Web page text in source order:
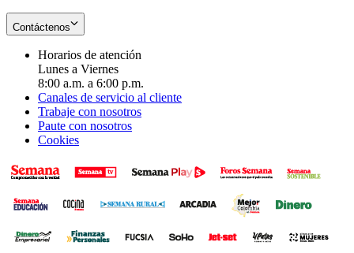
Contáctenos
Horarios de atención
Lunes a Viernes
8:00 a.m. a 6:00 p.m.
Canales de servicio al cliente
Trabaje con nosotros
Paute con nosotros
Cookies